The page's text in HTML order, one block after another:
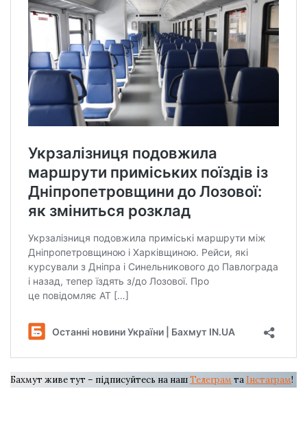
Бахмут живе тут – підписуйтесь на нашТелеграм та Інстаграм!